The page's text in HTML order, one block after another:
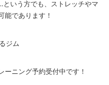
いう方でも、ストレッチやマ
能であります！
ジム
ニング予約受付中です！